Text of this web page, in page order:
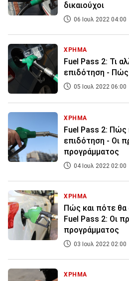
δικαιούχοι
06 Ιουλ 2022 04:00
ΧΡΗΜΑ
Fuel Pass 2: Τι
επιδότηση - Πώς
05 Ιουλ 2022 06:00
ΧΡΗΜΑ
Fuel Pass 2: Πώς
επιδότηση - Οι
προγράμματος
04 Ιουλ 2022 02:00
ΧΡΗΜΑ
Πώς και πότε θα
Fuel Pass 2: Οι
προγράμματος
03 Ιουλ 2022 02:00
ΧΡΗΜΑ